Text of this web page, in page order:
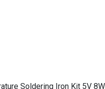
Soldering Iron Kit 5V 8W